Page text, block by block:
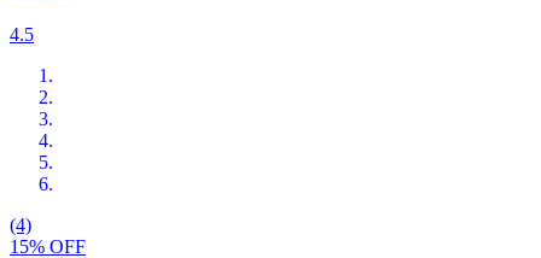
4.5
(4)
15% OFF